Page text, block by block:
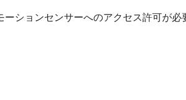
ションセンサーへのアクセス許可が必